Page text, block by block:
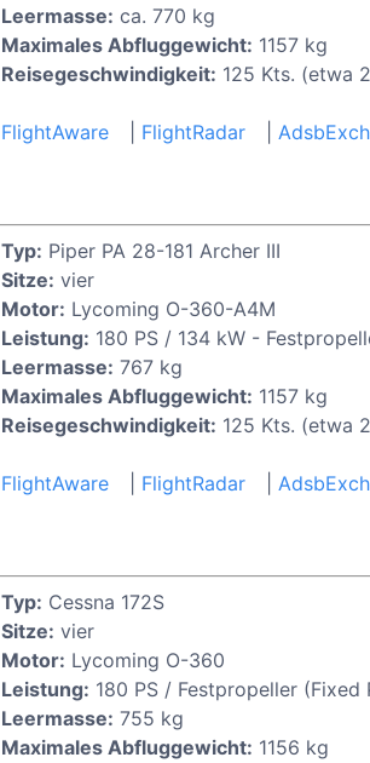
Leermasse: ca. 770 kg
Maximales Abfluggewicht: 1157 kg
Reisegeschwindigkeit: 125 Kts. (etwa
FlightAware FlightRadar
Typ: Piper PA 28-181 Archer III
Sitze: vier
Motor: Lycoming O-360-A4M
Leistung: 180 PS / 134 kW -
Leermasse: 767 kg
Maximales Abfluggewicht: 1157 kg
Reisegeschwindigkeit: 125 Kts. (etwa
FlightAware FlightRadar
Typ: Cessna 172S
Sitze: vier
Motor: Lycoming O-360
Leistung: 180 PS / Festpropeller (Fixed
Leermasse: 755 kg
Maximales Abfluggewicht: 1156 kg